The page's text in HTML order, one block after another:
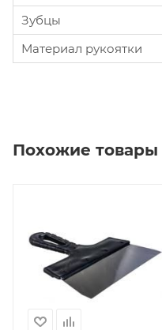
Зубцы
Материал рукоятки
Похожие товары